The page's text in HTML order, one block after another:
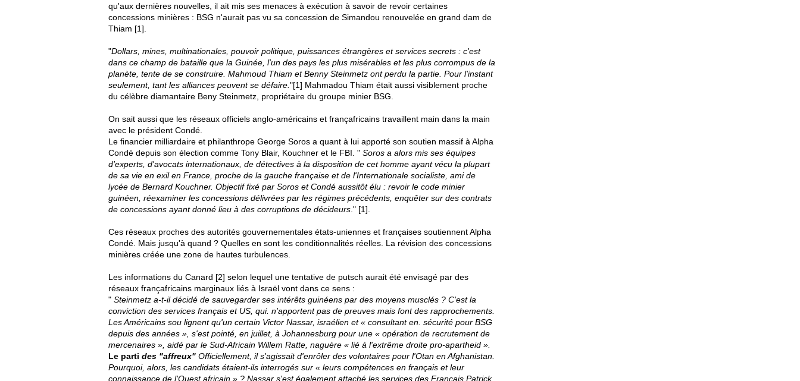
qu'aux dernières nouvelles, il ait mis ses menaces à exécution à savoir de revoir certaines
concessions minières : BSG n'aurait pas vu sa concession de Simandou renouvelée en grand dam de
Thiam [1].
"Dollars, mines, multinationales, pouvoir politique, puissances étrangères et services secrets : c'est
dans ce champ de bataille que la Guinée, l'un des pays les plus misérables et les plus corrompus de la
planète, tente de se construire. Mahmoud Thiam et Benny Steinmetz ont perdu la partie. Pour l'instant
seulement, tant les alliances peuvent se défaire. "[1] Mahmadou Thiam était aussi visiblement proche
du célèbre diamantaire Beny Steinmetz, propriétaire du groupe minier BSG.
On sait aussi que les réseaux officiels anglo-américains et françafricains travaillent main dans la main
avec le président Condé.
Le financier milliardaire et philanthrope George Soros a quant à lui apporté son soutien massif à Alpha
Condé depuis son élection comme Tony Blair, Kouchner et le FBI. " Soros a alors mis ses équipes
d'experts, d'avocats internationaux, de détectives à la disposition de cet homme ayant vécu la plupart
de sa vie en exil en France, proche de la gauche française et de l'Internationale socialiste, ami de
lycée de Bernard Kouchner. Objectif fixé par Soros et Condé aussitôt élu : revoir le code minier
guinéen, réexaminer les concessions délivrées par les régimes précédents, enquêter sur des contrats
de concessions ayant donné lieu à des corruptions de décideurs ." [1].
Ces réseaux proches des autorités gouvernementales états-uniennes et françaises soutiennent Alpha
Condé. Mais jusqu'à quand ? Quelles en sont les conditionnalités réelles. La révision des concessions
minières créée une zone de hautes turbulences.
Les informations du Canard [2] selon lequel une tentative de putsch aurait été envisagé par des
réseaux françafricains marginaux liés à Israël vont dans ce sens :
" Steinmetz a-t-il décidé de sauve­garder ses intérêts guinéens par des moyens musclés ? C'est la
conviction des services français et US, qui. n'ap­portent pas de preuves mais font des rapprochements.
Les Américains sou­ lignent qu'un certain Victor Nassar, israélien et « consultant en. sécurité pour BSG
depuis des années », s'est pointé, en juillet, à Johannesburg pour une « opération de recrutement de
mercenaires », aidé par le Sud-Africain Willem Ratte, naguère « lié à l'extrême droite pro-apartheid ».
Le parti des "affreux" Officiellement, il s'agissait d'enrôler des volontaires pour l'Otan en Af­ghanistan.
Pourquoi, alors, les can­didats étaient-ils interrogés sur « leurs compétences en français et leur
connaissance de l'Ouest africain » ? Nassar s'est également attaché les services des Français Patrick